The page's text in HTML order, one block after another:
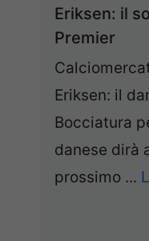
Eriksen: il
Premier
Eriksen: il
Bocciatura
danese dirà
prossimo ...